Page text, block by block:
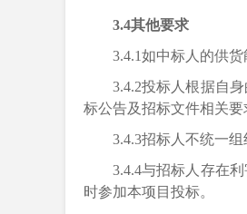
3.4其他要求
3.4.1如中标人的供
3.4.2投标人根据自
标公告及招标文件相关要
3.4.3招标人不统一
3.4.4与招标人存在
时参加本项目投标。